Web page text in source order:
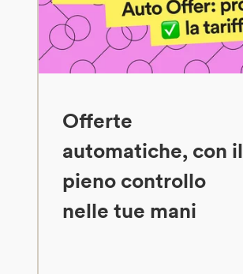
Offerte
automatiche, con il
pieno controllo
nelle tue mani